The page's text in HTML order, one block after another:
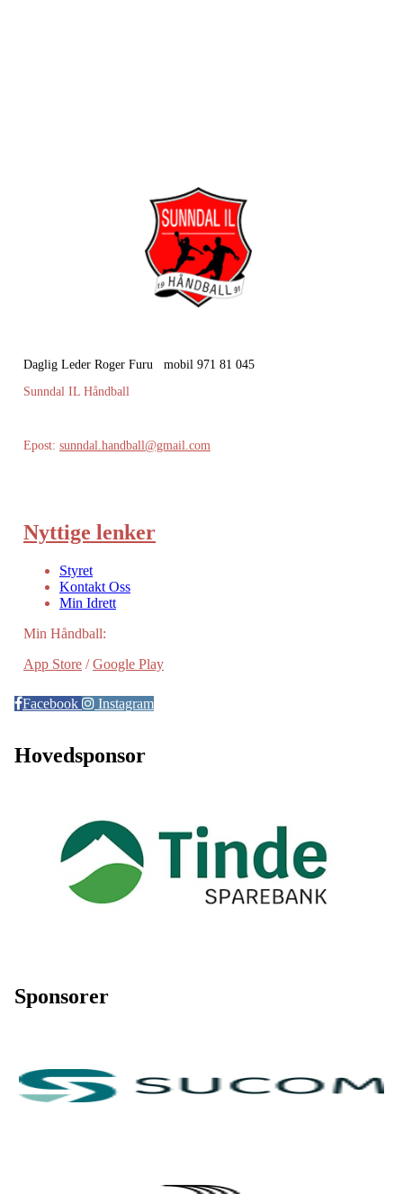
Daglig Leder Roger Furu mobil 971 81 045
Sunndal IL Håndball
Epost: sunndal.handball@gmail.com
Nyttige lenker
Styret
Kontakt Oss
Min Idrett
Min Håndball:
App Store /Google Play
Facebook Instagram
Hovedsponsor
Sponsorer